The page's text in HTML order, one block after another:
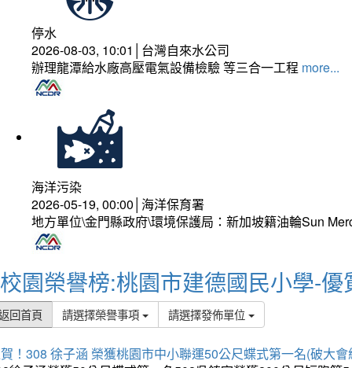
停水
2026-08-03, 10:01│台灣自來水公司
辦理龍潭給水廠高壓電氣設備檢驗 等三合一工程 more...
海洋污染
2026-05-19, 00:00│海洋保育署
地方單位\金門縣政府\環境保護局：新加坡籍油輪Sun
校園榮譽榜:桃園市建德國民小學-優
回首頁 請選擇榮譽事項 請選擇發佈單位
！308 徐子涵 榮獲桃園市中小聯運50公尺蝶式第一名(破大會